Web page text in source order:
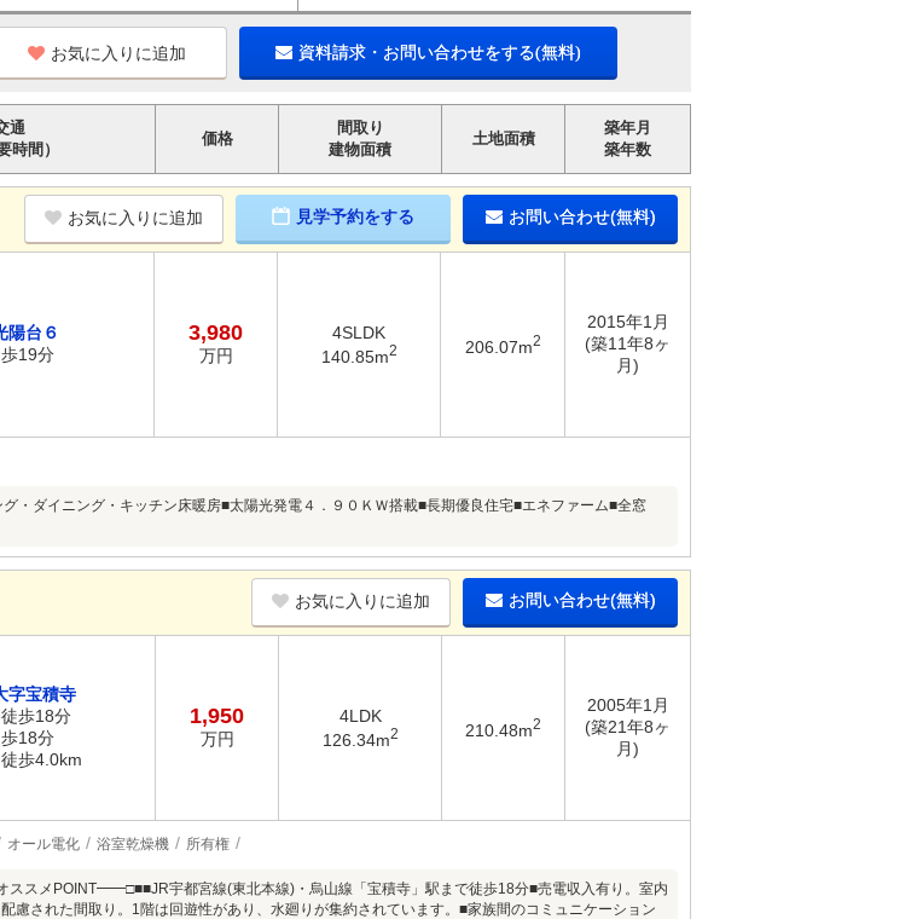
お気に入りに追加 資料請求・お問い合わせをする(無料)
通
時間）
価格
間取り
建物面積
土地面積
築年月
築年数
お気に入りに追加 見学予約をする お問い合わせ(無料)
陽台６
19分
3,980
万円
4SLDK
140.85m2 206.07m2
2015年1月
(築11年8ヶ
月)
・ダイニング・キッチン床暖房■太陽光発電４．９０ＫＷ搭載■長期優良住宅■エネファーム■全窓
お気に入りに追加 お問い合わせ(無料)
字宝積寺
歩18分
18分
歩4.0km
1,950
万円
4LDK
126.34m2 210.48m2
2005年1月
(築21年8ヶ
月)
オール電化 浴室乾燥機 所有権
スメPOINT━━□■■JR宇都宮線(東北本線)・烏山線「宝積寺」駅まで徒歩18分■売電収入有り。室内
慮された間取り。1階は回遊性があり、水廻りが集約されています。■家族間のコミュニケーション